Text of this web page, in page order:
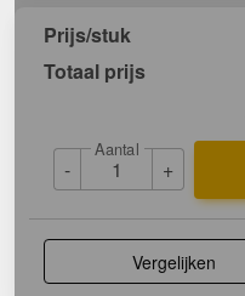
Prijs/stuk
Totaal prijs
-
Aantal
+
Vergelijken